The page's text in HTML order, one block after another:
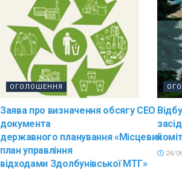
ОГОЛОШЕННЯ
Заява про визначення обсягу СЕО
документа
державного планування «Місцевий
план управління
відходами Здолбунівської МТГ»
24/